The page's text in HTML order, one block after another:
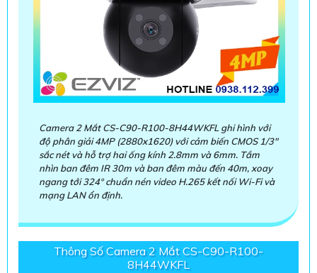
Camera 2 Mắt CS-C90-R100-8H44WKFL ghi hình với
độ phân giải 4MP (2880x1620) với cảm biến CMOS 1/3"
sắc nét và hỗ trợ hai ống kính 2.8mm và 6mm. Tầm
nhìn ban đêm IR 30m và ban đêm màu đến 40m, xoay
ngang tới 324° chuẩn nén video H.265 kết nối Wi-Fi và
mạng LAN ổn định.
Thông Số Camera 2 Mắt CS-C90-R100-
8H44WKFL